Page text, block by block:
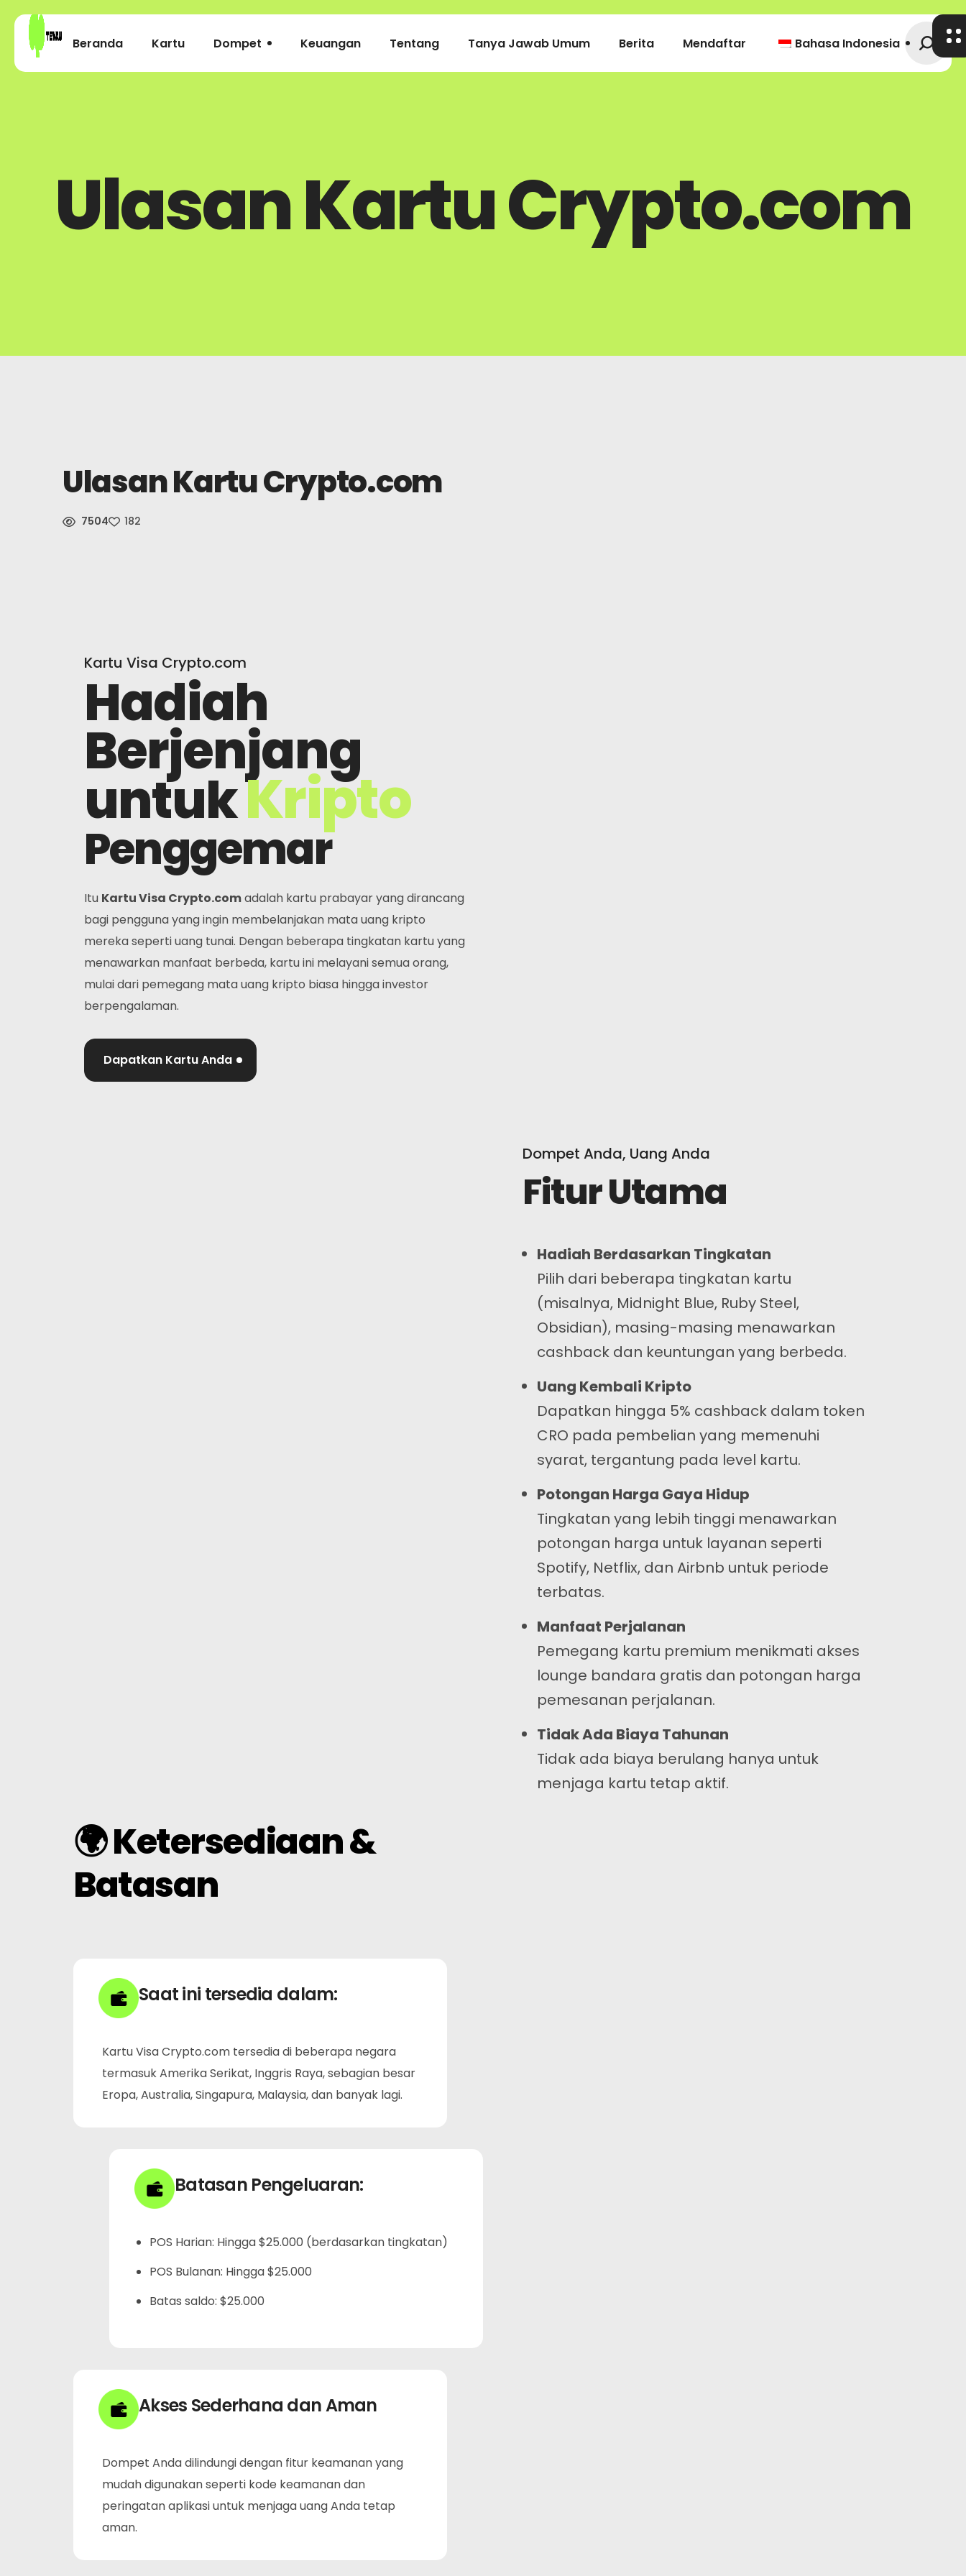
Beranda Kartu Dompet Keuangan Tentang Tanya Jawab Umum Berita Mendaftar Bahasa Indonesia
Utama : Hong Kong
Berlangganan
Keahlian kami serta gairah kami dalam desain web
Instagram Twitter
Ulasan Kartu Crypto.com
Ulasan Kartu Crypto.com
7504 182
Kartu Visa Crypto.com
Hadiah
Berjenjang
untukKripto
Penggemar
Itu Kartu Visa Crypto.comadalah kartu prabayar yang dirancang
bagi pengguna yang ingin membelanjakan mata uang kripto
mereka seperti uang tunai. Dengan beberapa tingkatan kartu yang
menawarkan manfaat berbeda, kartu ini melayani semua orang,
mulai dari pemegang mata uang kripto biasa hingga investor
berpengalaman.
Dapatkan Kartu Anda
Dompet Anda, Uang Anda
Fitur Utama
Hadiah Berdasarkan Tingkatan
Pilih dari beberapa tingkatan kartu
(misalnya, Midnight Blue, Ruby Steel,
Obsidian), masing-masing menawarkan
cashback dan keuntungan yang berbeda.
Uang Kembali Kripto
Dapatkan hingga 5% cashback dalam token
CRO pada pembelian yang memenuhi
syarat, tergantung pada level kartu.
Potongan Harga Gaya Hidup
Tingkatan yang lebih tinggi menawarkan
potongan harga untuk layanan seperti
Spotify, Netflix, dan Airbnb untuk periode
terbatas.
Manfaat Perjalanan
Pemegang kartu premium menikmati akses
lounge bandara gratis dan potongan harga
pemesanan perjalanan.
Tidak Ada Biaya Tahunan
Tidak ada biaya berulang hanya untuk
menjaga kartu tetap aktif.
🌍 Ketersediaan &
Batasan
Saat ini tersedia dalam:
Kartu Visa Crypto.com tersedia di beberapa negara
termasuk Amerika Serikat, Inggris Raya, sebagian besar
Eropa, Australia, Singapura, Malaysia, dan banyak lagi.
Batasan Pengeluaran:
POS Harian: Hingga $25.000 (berdasarkan tingkatan)
POS Bulanan: Hingga $25.000
Batas saldo: $25.000
Akses Sederhana dan Aman
Dompet Anda dilindungi dengan fitur keamanan yang
mudah digunakan seperti kode keamanan dan
peringatan aplikasi untuk menjaga uang Anda tetap
aman.